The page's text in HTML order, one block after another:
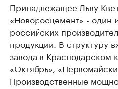
Принадлежащее Льву
«Новоросцемент» - один
российских
продукции. В структуру
завода в Краснодарском
«Октябрь»,
Производственные